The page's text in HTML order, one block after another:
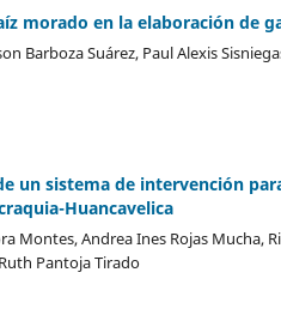
morado en la elaboración de
Barboza Suárez, Paul Alexis
un sistema de intervención
Huancavelica
Montes, Andrea Ines Rojas Mucha,
Pantoja Tirado